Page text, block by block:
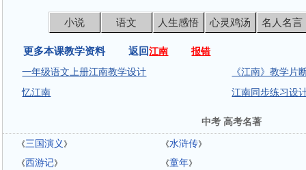
小说 语文 人生感悟 心灵鸡汤 名人名言
更多本课教学资料 返回江南
报错
一年级语文上册江南教学设计
《江南》教学片
忆江南
江南同步练习设
中考 高考名著
《三国演义 》 《水浒传》
《西游记》 《童年》